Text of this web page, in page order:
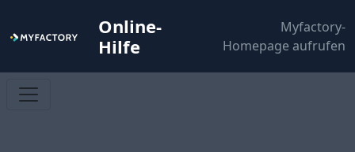
Online-
Hilfe
Myfactory-
Homepage aufrufen